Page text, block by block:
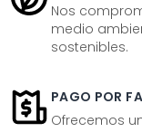
Nos
medio
sostenibles.
PAGO POR
Ofrecemos